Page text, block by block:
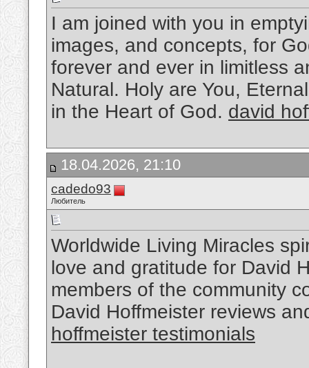
I am joined with you in
images, and concepts, for
forever and ever in limitless
Natural. Holy are You,
in the Heart of God. david
18.04.2026, 21:10
cadedo93
Любитель
Worldwide Living Miracles
love and gratitude for David
members of the community
David Hoffmeister reviews
hoffmeister testimonials